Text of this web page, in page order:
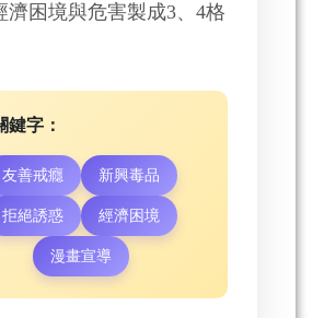
濟困境與危害製成3、4格
鍵字：
友善戒癮 新興毒品
拒絕誘惑 經濟困境
漫畫宣導